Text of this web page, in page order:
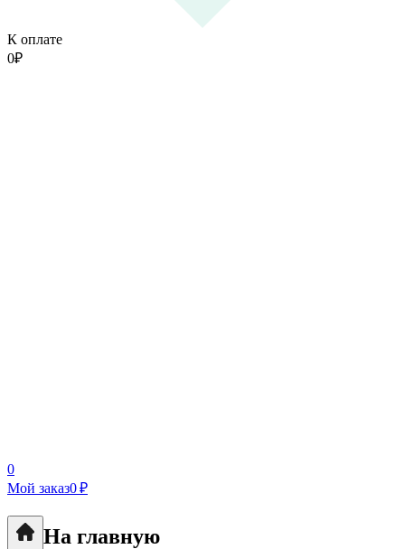
К оплате
0₽
0
Мой заказ0 ₽
На главную